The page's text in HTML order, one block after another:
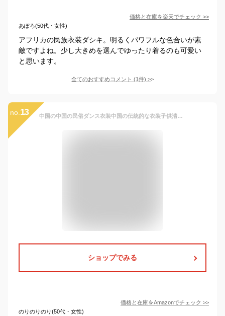
価格と在庫を楽天でチェック >>
あぽろ(50代・女性)
アフリカの民族衣装ダシキ。明るくパワフルな色合いが素
敵ですよね。少し大きめを選んでゆったり着るのも可愛い
と思います。
全てのおすすめコメント (1件) >
no. 13 中国の中国の民俗ダンス衣装中国の伝統的な衣装子供清王朝の衣装王女衣装中国の古代 女の子 (Color : Purple, Size : 5 6Y(110 120cm))
ショップでみる
価格と在庫をAmazonでチェック >>
のりのりのり(50代・女性)